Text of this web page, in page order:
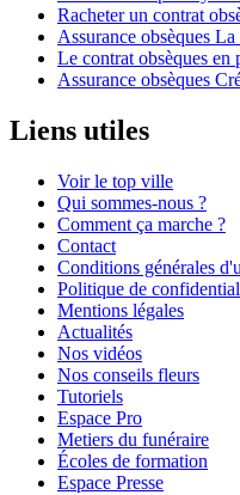
Racheter un contrat
Assurance obsèques
Le contrat obsèques en
Assurance obsèques
Liens utiles
Voir le top ville
Qui sommes-nous ?
Comment ça marche ?
Contact
Conditions générales
Politique de
Mentions légales
Actualités
Nos vidéos
Nos conseils fleurs
Tutoriels
Espace Pro
Metiers du funéraire
Écoles de formation
Espace Presse